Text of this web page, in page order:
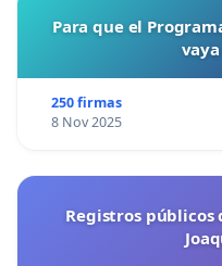
Para que el
250 firmas
8 Nov 2025
Registros